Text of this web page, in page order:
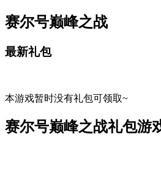
赛尔号巅峰之战
最新礼包
本游戏暂时没有礼包可领取~
赛尔号巅峰之战礼包游